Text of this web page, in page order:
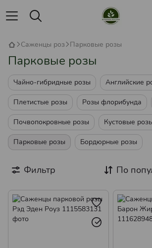
Саженцы роз Парковые розы
Парковые розы
Чайно-гибридные розы Английские
Плетистые розы Розы флорибунда
Почвопокровные розы Кустовые
Парковые розы Бордюрные розы
Фильтр По